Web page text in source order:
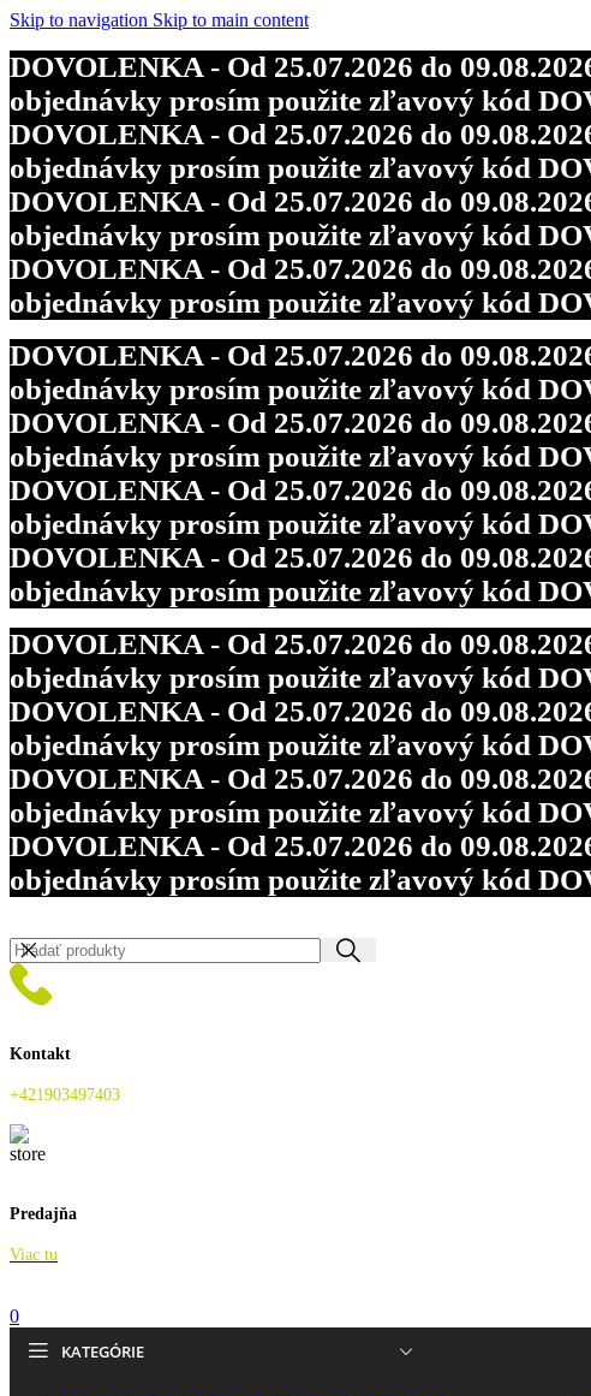
Skip to navigation Skip to main content
DOVOLENKA - Od 25.07.2026 do
objednávky prosím použite zľavový kód
DOVOLENKA - Od 25.07.2026 do
objednávky prosím použite zľavový kód
DOVOLENKA - Od 25.07.2026 do
objednávky prosím použite zľavový kód
DOVOLENKA - Od 25.07.2026 do
objednávky prosím použite zľavový kód
DOVOLENKA - Od 25.07.2026 do
objednávky prosím použite zľavový kód
DOVOLENKA - Od 25.07.2026 do
objednávky prosím použite zľavový kód
DOVOLENKA - Od 25.07.2026 do
objednávky prosím použite zľavový kód
DOVOLENKA - Od 25.07.2026 do
objednávky prosím použite zľavový kód
DOVOLENKA - Od 25.07.2026 do
objednávky prosím použite zľavový kód
DOVOLENKA - Od 25.07.2026 do
objednávky prosím použite zľavový kód
DOVOLENKA - Od 25.07.2026 do
objednávky prosím použite zľavový kód
DOVOLENKA - Od 25.07.2026 do
objednávky prosím použite zľavový kód
Kontakt
+421903497403
Predajňa
Viac tu
0
KATEGÓRIE